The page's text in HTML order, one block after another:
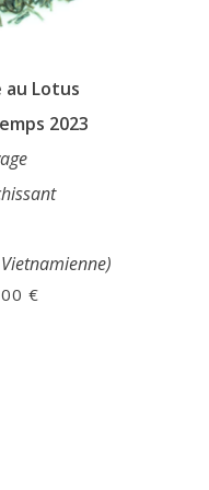
au Lotus
2023
€